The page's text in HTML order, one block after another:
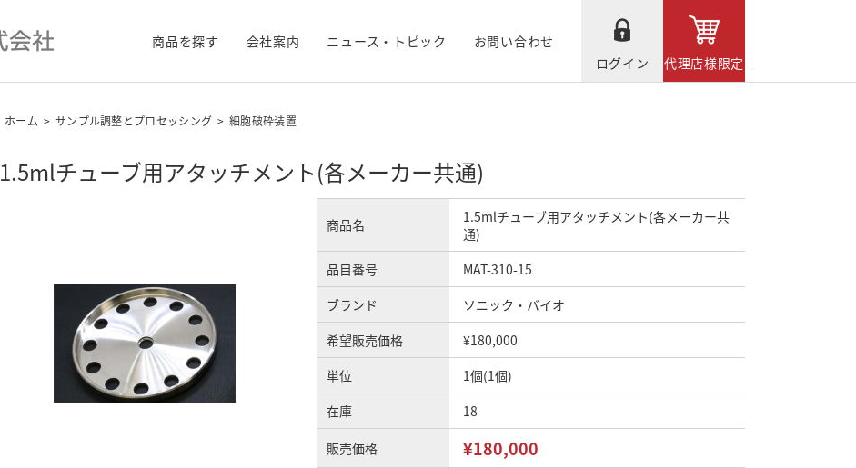
商品を探す 会社案内 ニュース・トピック
お問い合わせ
ログイン
代理店様限定
ホーム > サンプル調整とプロセッシング > 細胞破砕装置
1.5mlチューブ用アタッチメント(各メーカー共通)
商品名
1.5mlチューブ用アタッチメント(各メーカー共
通)
品目番号
MAT-310-15
ブランド
ソニック・バイオ
希望販売価格
¥180,000
単位
1個(1個)
在庫
18
販売価格 ¥180,000